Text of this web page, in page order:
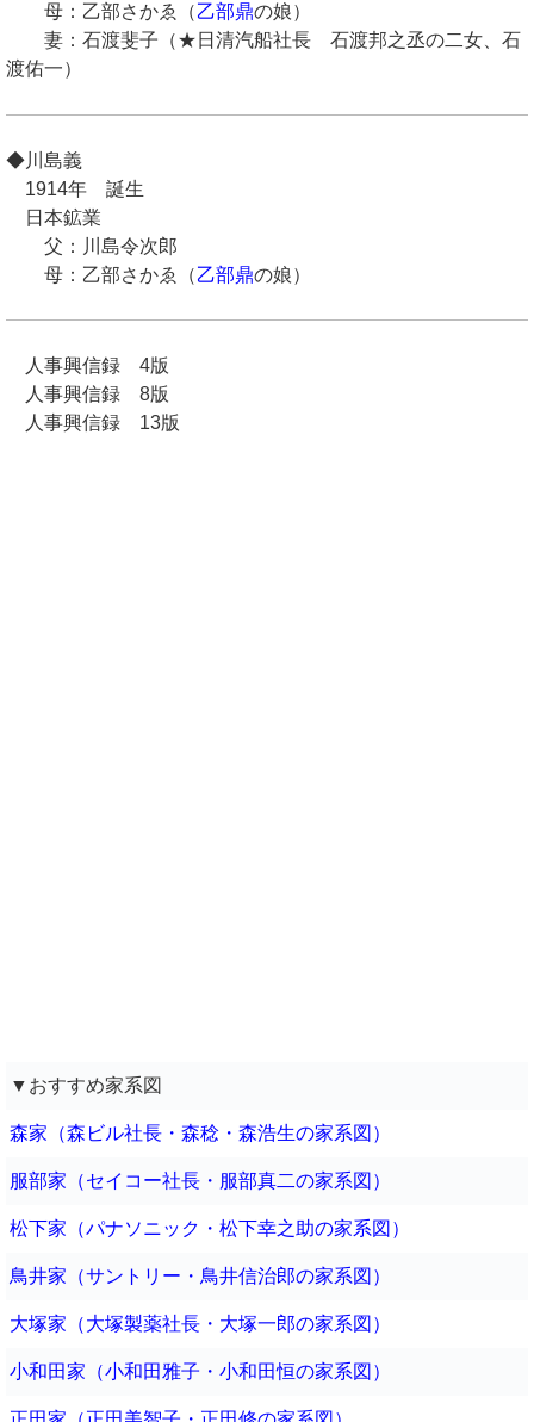
母：乙部さかゑ（乙部鼎の娘）
妻：石渡斐子（★日清汽船社長 石渡邦之丞の二女、石
渡佑一）
◆川島義
1914年 誕生
日本鉱業
父：川島令次郎
母：乙部さかゑ（乙部鼎の娘）
人事興信録 4版
人事興信録 8版
人事興信録 13版
▼おすすめ家系図
森家（森ビル社長・森稔・森浩生の家系図）
服部家（セイコー社長・服部真二の家系図）
松下家（パナソニック・松下幸之助の家系図）
鳥井家（サントリー・鳥井信治郎の家系図）
大塚家（大塚製薬社長・大塚一郎の家系図）
小和田家（小和田雅子・小和田恒の家系図）